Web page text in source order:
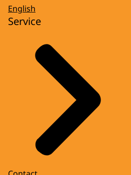
English
Service